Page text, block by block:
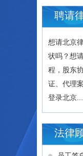
聘请
想请北京
状吗？想
程，股东
证、代理
登录北京...
法律